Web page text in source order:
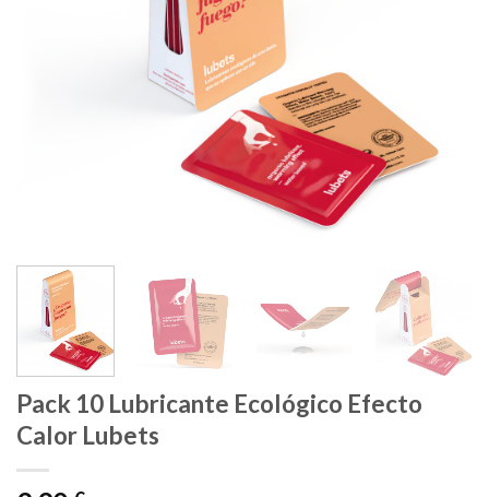
Pack 10 Lubricante Ecológico Efecto
Calor Lubets